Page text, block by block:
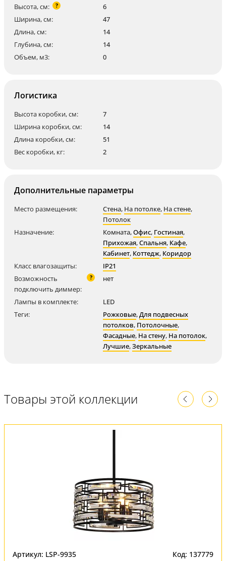
Высота, см: ?
6
Ширина, см:
47
Длина, см:
14
Глубина, см:
14
Объем, м3:
0
Логистика
Высота коробки, см:
7
Ширина коробки, см:
14
Длина коробки, см:
51
Вес коробки, кг:
2
Дополнительные параметры
Место размещения: Стена, На потолке, На стене,
Потолок
Назначение:
Комната,Офис, Гостиная,
Прихожая,Спальня, Кафе,
Кабинет, Коттедж, Коридор
Класс влагозащиты:
IP21
Возможность
подключить диммер:
? нет
Лампы в комплекте:
LED
Теги:
Рожковые,Для подвесных
потолков, Потолочные,
Фасадные, На стену, На потолок,
Лучшие,Зеркальные
Товары этой коллекции
Артикул: LSP-9935 Код: 137779